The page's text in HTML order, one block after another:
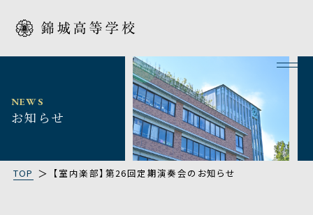
NEWS
お知らせ
TOP 【室内楽部】第26回定期演奏会のお知らせ